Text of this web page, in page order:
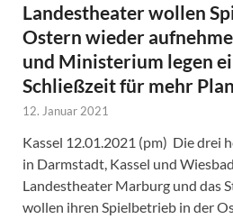
Landestheater wollen
Ostern wieder
und Ministerium legen
Schließzeit für mehr
12. Januar 2021
Kassel 12.01.2021 (pm) Die drei
in Darmstadt, Kassel und
Landestheater Marburg und das
wollen ihren Spielbetrieb in der